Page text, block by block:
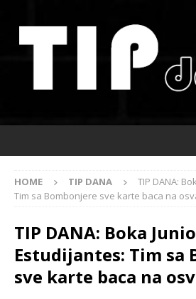
HOME TIP DANA
TIP DANA:
Tim sa Bombonjere sve karte baca na
TIP DANA: Boka
Estudijantes: Tim sa
sve karte baca na